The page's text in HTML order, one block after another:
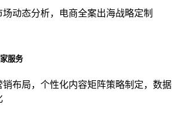
动态分析，电商全案出海战略定制
服务
销布局，个性化内容矩阵策略制定，数据